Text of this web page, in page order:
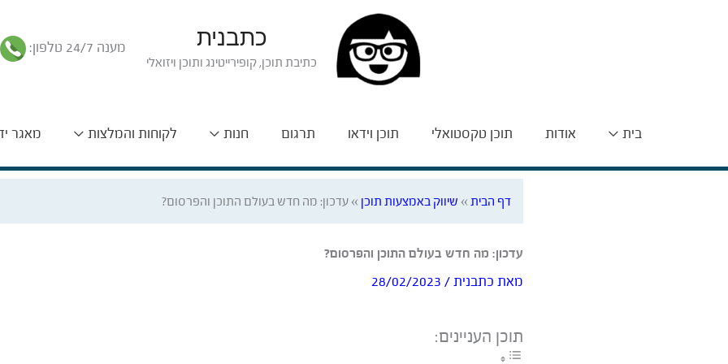
כתבנית
כתיבת תוכן, קופירייטינג ותוכן ויזואלי
מענה 24/7 טלפון:
בית אודות תוכן טקסטואלי תוכן וידאו תרגום חנות לקוחות והמלצות מאגר
דף הבית » שיווק באמצעות תוכן » עדכון: מה חדש בעולם התוכן והפרסום?
עדכון: מה חדש בעולם התוכן והפרסום?
מאת כתבנית/
28/02/2023
תוכן העניינים: